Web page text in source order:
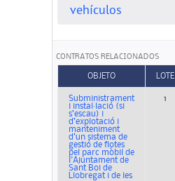
vehículos
CONTRATOS RELACIONADOS
OBJETO LOTE
Subministrament
i instal·lació (si
s’escau) i
d’explotació i
manteniment
d’un sistema de
gestió de flotes
pel parc mòbil de
l'Ajuntament de
Sant Boi de
Llobregat i de les
1